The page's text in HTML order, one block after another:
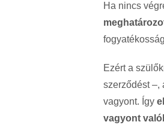
Ha nincs
Ezért a
szerződést –,
vagyont. Így
vagyont